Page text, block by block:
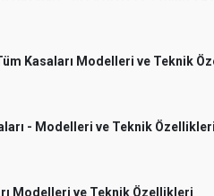
Tüm Kasaları Modelleri ve Teknik
- Modelleri ve Teknik
Modelleri ve Teknik Özellikleri